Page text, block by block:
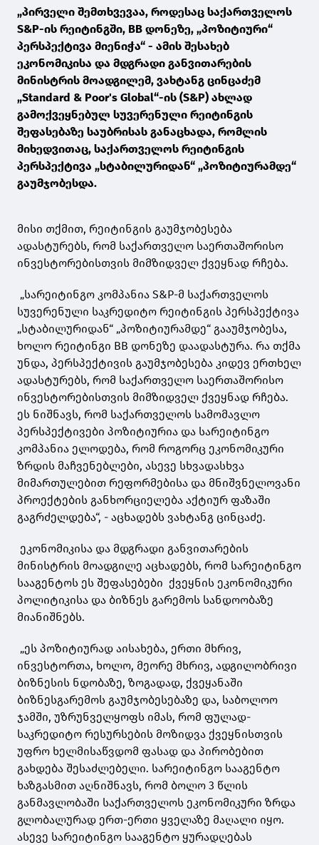
„პირველი შემთხვევაა, როდესაც საქართველოს
S&P-ის რეიტინგში, BB დონეზე, „პოზიტიური“
პერსპექტივა მიენიჭა“ - ამის შესახებ
ეკონომიკისა და მდგრადი განვითარების
მინისტრის მოადგილემ, ვახტანგ ცინცაძემ
„Standard & Poor's Global“-ის (S&P) ახლად
გამოქვეყნებულ სუვერენული რეიტინგის
შეფასებაზე საუბრისას განაცხადა, რომლის
მიხედვითაც, საქართველოს რეიტინგის
პერსპექტივა „სტაბილურიდან“ „პოზიტიურამდე“
გაუმჯობესდა.
მისი თქმით, რეიტინგის გაუმჯობესება
ადასტურებს, რომ საქართველო საერთაშორისო
ინვესტორებისთვის მიმზიდველ ქვეყნად რჩება.
„სარეიტინგო კომპანია S&P-მ საქართველოს
სუვერენული საკრედიტო რეიტინგის პერსპექტივა
„სტაბილურიდან“ „პოზიტიურამდე“ გააუმჯობესა,
ხოლო რეიტინგი BB დონეზე დაადასტურა. რა თქმა
უნდა, პერსპექტივის გაუმჯობესება კიდევ ერთხელ
ადასტურებს, რომ საქართველო საერთაშორისო
ინვესტორებისთვის მიმზიდველ ქვეყნად რჩება.
ეს ნიშნავს, რომ საქართველოს სამომავლო
პერსპექტივები პოზიტიურია და სარეიტინგო
კომპანია ელოდება, რომ როგორც ეკონომიკური
ზრდის მაჩვენებლები, ასევე სხვადასხვა
მიმართულებით რეფორმებისა და მნიშვნელოვანი
პროექტების განხორციელება აქტიურ ფაზაში
გაგრძელდება“, - აცხადებს ვახტანგ ცინცაძე.
ეკონომიკისა და მდგრადი განვითარების
მინისტრის მოადგილე აცხადებს, რომ სარეიტინგო
სააგენტოს ეს შეფასებები ქვეყნის ეკონომიკური
პოლიტიკისა და ბიზნეს გარემოს სანდოობაზე
მიანიშნებს.
„ეს პოზიტიურად აისახება, ერთი მხრივ,
ინვესტორთა, ხოლო, მეორე მხრივ, ადგილობრივი
ბიზნესის ნდობაზე, ზოგადად, ქვეყანაში
ბიზნესგარემოს გაუმჯობესებაზე და, საბოლოო
ჯამში, უზრუნველყოფს იმას, რომ ფულად-
საკრედიტო რესურსების მოზიდვა ქვეყნისთვის
უფრო ხელმისაწვდომ ფასად და პირობებით
გახდება შესაძლებელი. სარეიტინგო სააგენტო
ხაზგასმით აღნიშნავს, რომ ბოლო 3 წლის
განმავლობაში საქართველოს ეკონომიკური ზრდა
გლობალურად ერთ-ერთი ყველაზე მაღალი იყო.
ასევე სარეიტინგო სააგენტო ყურადღებას